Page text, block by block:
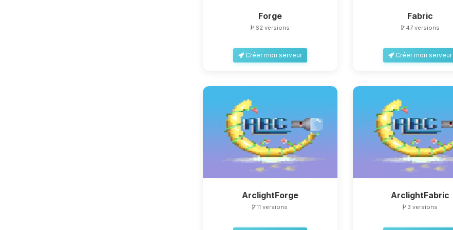
Forge
62 versions
Créer mon serveur
Fabric
47 versions
Créer mon serveur
ArclightForge
11 versions
ArclightFabric
3 versions